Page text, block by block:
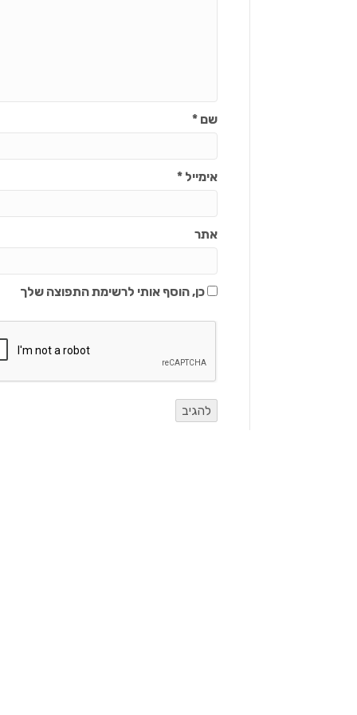
שם*
אימייל*
אתר
כן, הוסף אותי לרשימת התפוצה שלך